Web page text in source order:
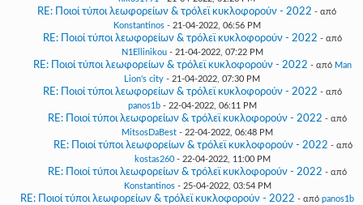
RE: Ποιοί τύποι λεωφορείων & τρόλεϊ κυκλοφορούν - 2022 - από
Konstantinos- 21-04-2022, 06:56 PM
RE: Ποιοί τύποι λεωφορείων & τρόλεϊ κυκλοφορούν - 2022 - από
N1Ellinikou- 21-04-2022, 07:22 PM
RE: Ποιοί τύποι λεωφορείων & τρόλεϊ κυκλοφορούν - 2022 - από Man
Lion's city - 21-04-2022, 07:30 PM
RE: Ποιοί τύποι λεωφορείων & τρόλεϊ κυκλοφορούν - 2022 - από
panos1b- 22-04-2022, 06:11 PM
RE: Ποιοί τύποι λεωφορείων & τρόλεϊ κυκλοφορούν - 2022 - από
MitsosDaBest - 22-04-2022, 06:48 PM
RE: Ποιοί τύποι λεωφορείων & τρόλεϊ κυκλοφορούν - 2022 - από
kostas260 - 22-04-2022, 11:00 PM
RE: Ποιοί τύποι λεωφορείων & τρόλεϊ κυκλοφορούν - 2022 - από
Konstantinos- 25-04-2022, 03:54 PM
RE: Ποιοί τύποι λεωφορείων & τρόλεϊ κυκλοφορούν - 2022 - από panos1b